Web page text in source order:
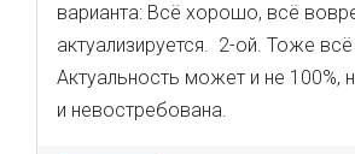
варианта: Всё хорошо, всё
актуализируется. 2-ой. Тоже
Актуальность может и не 100%,
и невостребована.